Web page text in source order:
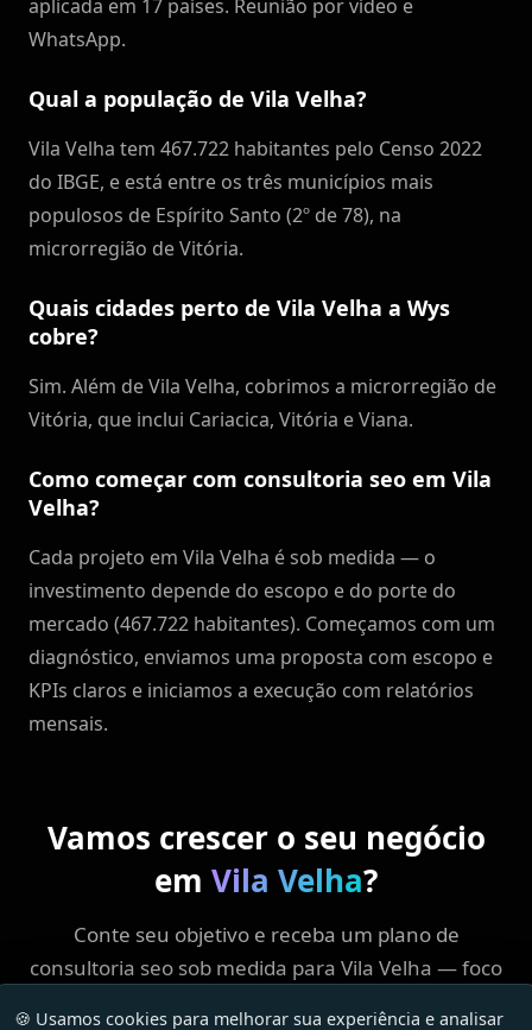
aplicada em 17 países. Reunião por vídeo e
WhatsApp.
Qual a população de Vila Velha?
Vila Velha tem 467.722 habitantes pelo Censo 2022
do IBGE, e está entre os três municípios mais
populosos de Espírito Santo (2º de 78), na
microrregião de Vitória.
Quais cidades perto de Vila Velha a Wys
cobre?
Sim. Além de Vila Velha, cobrimos a microrregião de
Vitória, que inclui Cariacica, Vitória e Viana.
Como começar com consultoria seo em Vila
Velha?
Cada projeto em Vila Velha é sob medida — o
investimento depende do escopo e do porte do
mercado (467.722 habitantes). Começamos com um
diagnóstico, enviamos uma proposta com escopo e
KPIs claros e iniciamos a execução com relatórios
mensais.
Vamos crescer o seu negócio
em Vila Velha?
Conte seu objetivo e receba um plano de
consultoria seo sob medida para Vila Velha — foco
🍪 Usamos cookies para melhorar sua experiência e analisar